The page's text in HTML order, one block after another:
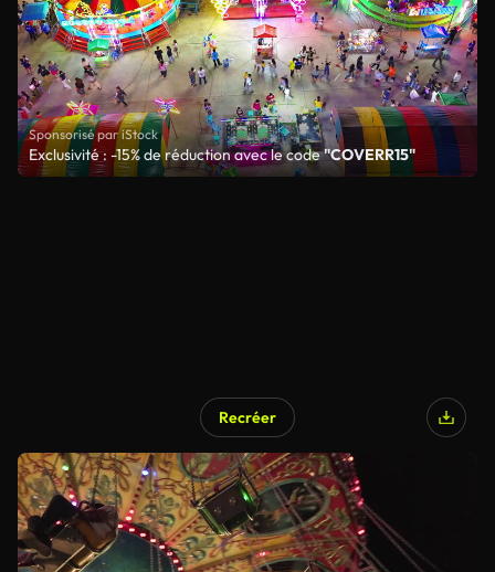
Sponsorisé par iStock
Exclusivité : -15% de réduction avec le code"COVERR15"
Recréer